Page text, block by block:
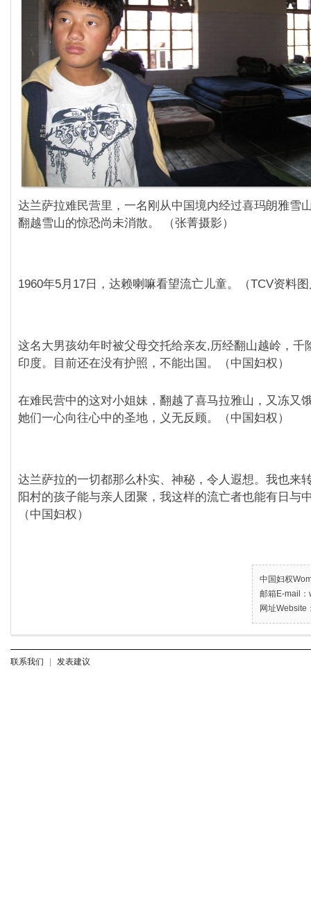
达兰萨拉难民营里，一名刚从中国境内经过喜玛朗雅雪
翻越雪山的惊恐尚未消散。 （张菁摄影）
1960年5月17日，达赖喇嘛看望流亡儿童。（TCV资料
这名大男孩幼年时被父母交托给亲友,历经翻山越岭，千
印度。目前还在没有护照，不能出国。（中国妇权）
在难民营中的这对小姐妹，翻越了喜马拉雅山，又冻又
她们一心向往心中的圣地，义无反顾。（中国妇权）
达兰萨拉的一切都那么朴实、神秘，令人遐想。我也来
阳村的孩子能与亲人团聚，我这样的流亡者也能有日与
（中国妇权）
中国妇权
邮箱E-mail
网址Website
联系我们 | 发表建议